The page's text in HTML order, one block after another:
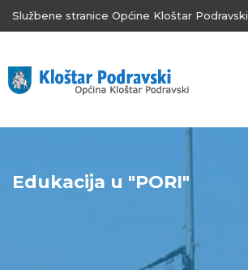
Službene stranice Općine Kloštar Podravski
Edukacija u "PORI"